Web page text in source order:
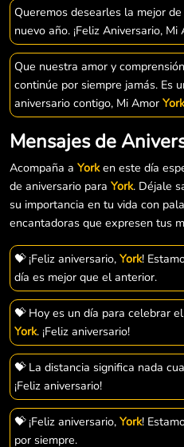
Queremos desearles la mejor
nuevo año. ¡Feliz Aniversario, Mi
Que nuestra amor y
continúe por siempre jamás. Es
aniversario contigo, Mi Amor York
Mensajes de
Acompaña a Yorken este día
de aniversario para York. Déjale
su importancia en tu vida con
encantadoras que expresen tus
💝 ¡Feliz aniversario, York!
día es mejor que el anterior.
💝 Hoy es un día para celebrar
York. ¡Feliz aniversario!
💝 La distancia significa nada
¡Feliz aniversario!
💝 ¡Feliz aniversario, York!
por siempre.